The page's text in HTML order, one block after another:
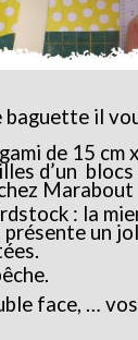
baguette il
de 15 cm x
d’un
Marabout
: la
un
face, …